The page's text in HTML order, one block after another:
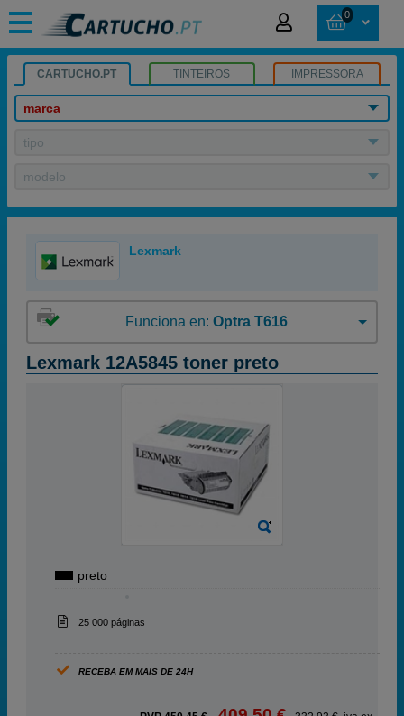
0
CARTUCHO.PT TINTEIROS IMPRESSORA
marca
tipo
modelo
Lexmark
Funciona en: Optra T616
Lexmark 12A5845 toner preto
preto
25 000 páginas
RECEBA EM MAIS DE 24H